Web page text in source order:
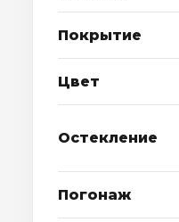
Покрытие
Цвет
Остекление
Погонаж